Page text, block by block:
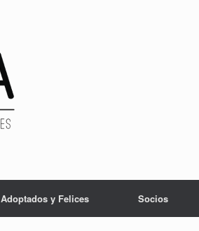
Adoptados y Felices Socios